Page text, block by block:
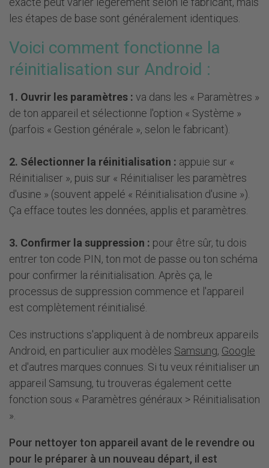
les étapes de base sont généralement identiques.
Voici comment fonctionne la
réinitialisation sur Android :
1. Ouvrir les paramètres : va dans les « Paramètres »
de ton appareil et sélectionne l'option « Système »
(parfois « Gestion générale », selon le fabricant).
2. Sélectionner la réinitialisation : appuie sur «
Réinitialiser », puis sur « Réinitialiser les paramètres
d'usine » (souvent appelé « Réinitialisation d'usine »).
Ça efface toutes les données, applis et paramètres.
3. Confirmer la suppression : pour être sûr, tu dois
entrer ton code PIN, ton mot de passe ou ton schéma
pour confirmer la réinitialisation. Après ça, le
processus de suppression commence et l'appareil
est complètement réinitialisé.
Ces instructions s'appliquent à de nombreux appareils
Android, en particulier aux modèles Samsung, Google
et d'autres marques connues. Si tu veux réinitialiser un
appareil Samsung, tu trouveras également cette
fonction sous « Paramètres généraux > Réinitialisation
».
Pour nettoyer ton appareil avant de le revendre ou
pour le préparer à un nouveau départ, il est